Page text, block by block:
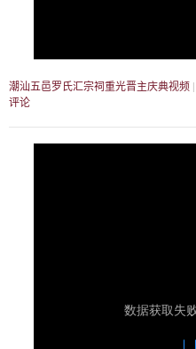
潮汕五邑罗氏汇宗祠重光晋主庆典视频
评论